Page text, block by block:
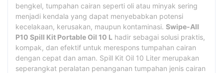
bengkel, tumpahan cairan seperti oli atau minyak sering
menjadi kendala yang dapat menyebabkan potensi
kecelakaan, kerusakan, maupun kontaminasi. Swipe-All
P10 Spill Kit Portable Oil 10 L hadir sebagai solusi praktis,
kompak, dan efektif untuk merespons tumpahan cairan
dengan cepat dan aman. Spill Kit Oil 10 Liter merupakan
seperangkat peralatan penanganan tumpahan jenis cairan